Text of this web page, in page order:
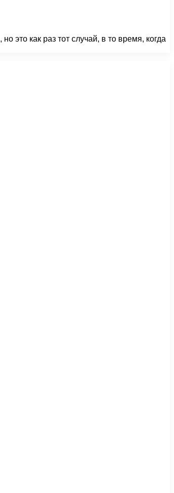
это как раз тот случай, в то время, когда